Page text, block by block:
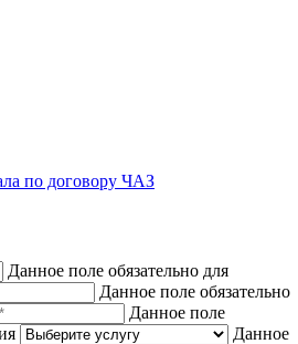
по договору ЧАЗ
Данное поле обязательно для
Данное поле обязательно
Данное поле
Данное